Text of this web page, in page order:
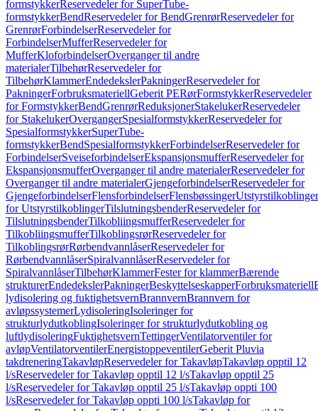
formstykkerReservedeler for SuperTube-
formstykkerBendReservedeler for BendGrenrørReservedeler for
GrenrørForbindelserReservedeler for
ForbindelserMufferReservedeler for
MufferKloforbindelserOverganger til andre
materialerTilbehørReservedeler for
TilbehørKlammerEndedekslerPakningerReservedeler for
PakningerForbruksmateriellGeberit PERørFormstykkerReservedeler
for FormstykkerBendGrenrørReduksjonerStakelukerReservedeler
for StakelukerOvergangerSpesialformstykkerReservedeler for
SpesialformstykkerSuperTube-
formstykkerBendSpesialformstykkerForbindelserReservedeler for
ForbindelserSveiseforbindelserEkspansjonsmufferReservedeler for
EkspansjonsmufferOverganger til andre materialerReservedeler for
Overganger til andre materialerGjengeforbindelserReservedeler for
GjengeforbindelserFlensforbindelserFlensbøssingerUtstyrstilkoblinger
for UtstyrstilkoblingerTilslutningsbenderReservedeler for
TilslutningsbenderTilkobliingsmufferReservedeler for
TilkobliingsmufferTilkoblingsrørReservedeler for
TilkoblingsrørRørbendvannlåserReservedeler for
RørbendvannlåserSpiralvannlåserReservedeler for
SpiralvannlåserTilbehørKlammerFester for klammerBærende
strukturerEndedekslerPakningerBeskyttelseskapperForbruksmateriell
lydisolering og fuktighetsvernBrannvernBrannvern for
avløpssystemerLydisoleringIsoleringer for
strukturlydutkoblingIsoleringer for strukturlydutkobling og
luftlydisoleringFuktighetsvernTettingerVentilatorventiler for
avløpVentilatorventilerEnergistoppeventilerGeberit Pluvia
takdreneringTakavløpReservedeler for TakavløpTakavløp opptil 12
l/sReservedeler for Takavløp opptil 12 l/sTakavløp opptil 25
l/sReservedeler for Takavløp opptil 25 l/sTakavløp oppti 100
l/sReservedeler for Takavløp oppti 100 l/sTakavløp for